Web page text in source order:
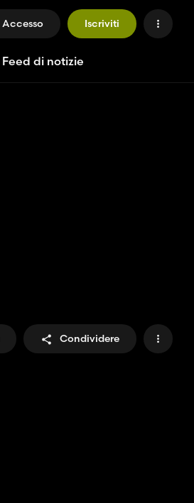
Accesso Iscriviti
Feed di notizie
Condividere